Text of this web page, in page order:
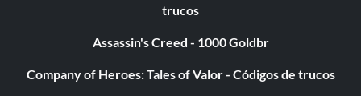
Privilegio del modo Cabezón (Fundamentos): Completa
trucos
Assassin's Creed - 1000 Goldbr
Company of Heroes: Tales of Valor - Códigos de trucos